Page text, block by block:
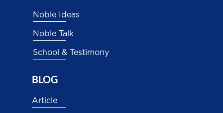
Noble Ideas
Noble Talk
School & Testimony
BLOG
Article